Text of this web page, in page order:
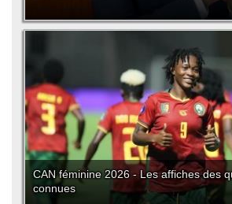
CAN féminine 2026 - Les affiches des
connues